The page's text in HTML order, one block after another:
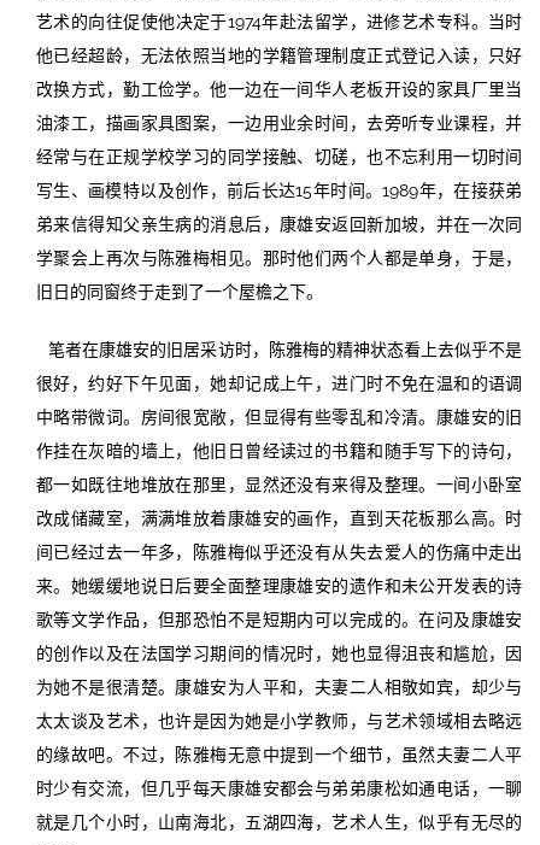
艺术的向往促使他决定于1974年赴法留学，进修艺术专科。当时
他已经超龄，无法依照当地的学籍管理制度正式登记入读，只好
改换方式，勤工俭学。他一边在一间华人老板开设的家具厂里当
油漆工，描画家具图案，一边用业余时间，去旁听专业课程，并
经常与在正规学校学习的同学接触、切磋，也不忘利用一切时间
写生、画模特以及创作，前后长达15年时间。1989年，在接获弟
弟来信得知父亲生病的消息后，康雄安返回新加坡，并在一次同
学聚会上再次与陈雅梅相见。那时他们两个人都是单身，于是，
旧日的同窗终于走到了一个屋檐之下。
笔者在康雄安的旧居采访时，陈雅梅的精神状态看上去似乎不是
很好，约好下午见面，她却记成上午，进门时不免在温和的语调
中略带微词。房间很宽敞，但显得有些零乱和冷清。康雄安的旧
作挂在灰暗的墙上，他旧日曾经读过的书籍和随手写下的诗句，
都一如既往地堆放在那里，显然还没有来得及整理。一间小卧室
改成储藏室，满满堆放着康雄安的画作，直到天花板那么高。时
间已经过去一年多，陈雅梅似乎还没有从失去爱人的伤痛中走出
来。她缓缓地说日后要全面整理康雄安的遗作和未公开发表的诗
歌等文学作品，但那恐怕不是短期内可以完成的。在问及康雄安
的创作以及在法国学习期间的情况时，她也显得沮丧和尴尬，因
为她不是很清楚。康雄安为人平和，夫妻二人相敬如宾，却少与
太太谈及艺术，也许是因为她是小学教师，与艺术领域相去略远
的缘故吧。不过，陈雅梅无意中提到一个细节，虽然夫妻二人平
时少有交流，但几乎每天康雄安都会与弟弟康松如通电话，一聊
就是几个小时，山南海北，五湖四海，艺术人生，似乎有无尽的